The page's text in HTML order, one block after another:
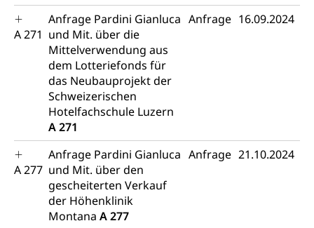
A 271
Anfrage Pardini Gianluca
und Mit. über die
Mittelverwendung aus
dem Lotteriefonds für
das Neubauprojekt der
Schweizerischen
Hotelfachschule Luzern
A 271
Anfrage 16.09.2024
A 277
Anfrage Pardini Gianluca
und Mit. über den
gescheiterten Verkauf
der Höhenklinik
Montana A 277
Anfrage 21.10.2024
Waffen, Sprengstoffe und Pyrotechnik
Zivildienst
Militärdienst
Bundesamt für Zivildienst ZIVI
Erwerbsausfallentschädigung (WAS Luzern)
Zivilschutz
Schutzdienstpflicht, Schutzraum,
Schutzraumbaupflicht
Staat und Recht
Gleichstellung von Frau und Mann
Diskriminierung, Gleichstellungsbüro, Mobbing